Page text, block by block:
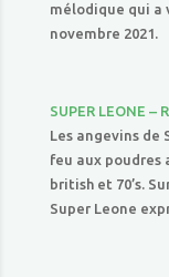
mélodique qui a
novembre 2021.
SUPER LEONE –
Les angevins de
feu aux poudres
british et 70’s.
Super Leone